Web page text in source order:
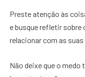
Preste atenção às
e busque refletir sobre
relacionar com as
Não deixe que o medo